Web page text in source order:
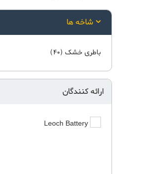
شاخه ها
باطری خشک (40)
ارائه کنندگان